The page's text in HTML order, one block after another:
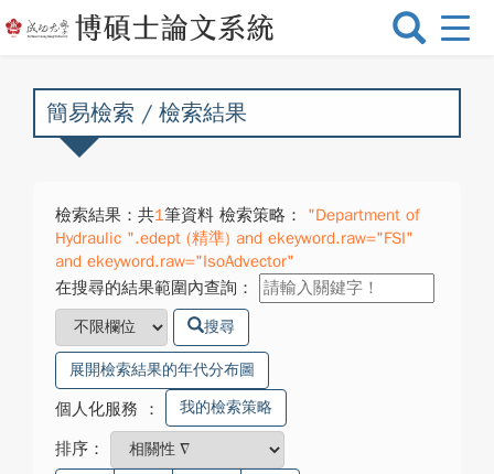
選
換
簡易檢索 / 檢索結果
檢索結果：共1筆資料 檢索策略：
"Department of
Hydraulic ".edept (精準) and ekeyword.raw="FSI"
and ekeyword.raw="IsoAdvector"
在搜尋的結果範圍內查詢：
搜尋
展開檢索結果的年代分布圖
個人化服務 ： 我的檢索策略
排序：